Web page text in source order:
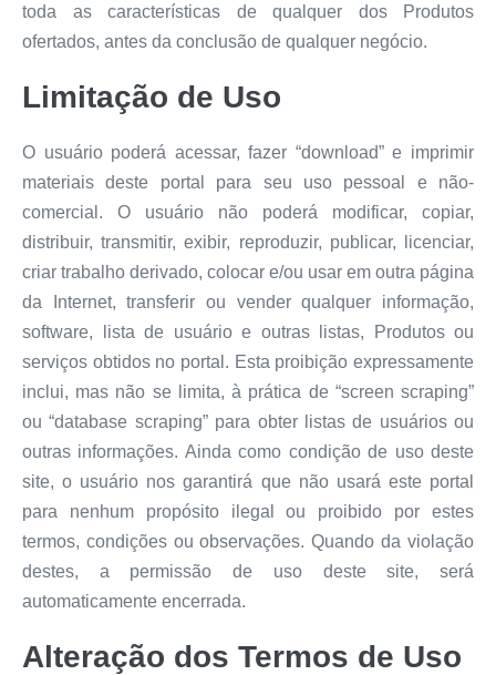
toda as características de qualquer dos Produtos
ofertados, antes da conclusão de qualquer negócio.
Limitação de Uso
O usuário poderá acessar, fazer “download” e imprimir
materiais deste portal para seu uso pessoal e não-
comercial. O usuário não poderá modificar, copiar,
distribuir, transmitir, exibir, reproduzir, publicar, licenciar,
criar trabalho derivado, colocar e/ou usar em outra página
da Internet, transferir ou vender qualquer informação,
software, lista de usuário e outras listas, Produtos ou
serviços obtidos no portal. Esta proibição expressamente
inclui, mas não se limita, à prática de “screen scraping”
ou “database scraping” para obter listas de usuários ou
outras informações. Ainda como condição de uso deste
site, o usuário nos garantirá que não usará este portal
para nenhum propósito ilegal ou proibido por estes
termos, condições ou observações. Quando da violação
destes, a permissão de uso deste site, será
automaticamente encerrada.
Alteração dos Termos de Uso